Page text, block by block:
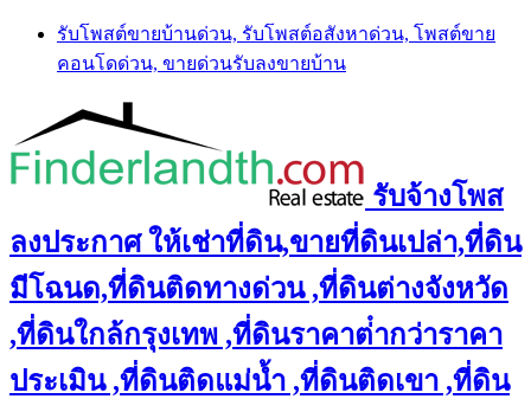
Skip
content
รับโพสต์ขายบ้านด่วน, รับโพสต์อสังหาด่วน, โพสต์ขาย
คอนโดด่วน, ขายด่วนรับลงขายบ้าน
รับจ้างโพส
ลงประกาศ ให้เช่าที่ดิน,ขายที่ดินเปล่า,ที่ดิน
มีโฉนด,ที่ดินติดทางด่วน ,ที่ดินต่างจังหวัด
,ที่ดินใกล้กรุงเทพ ,ที่ดินราคาต่ํากว่าราคา
ประเมิน ,ที่ดินติดแม่น้ำ ,ที่ดินติดเขา ,ที่ดิน